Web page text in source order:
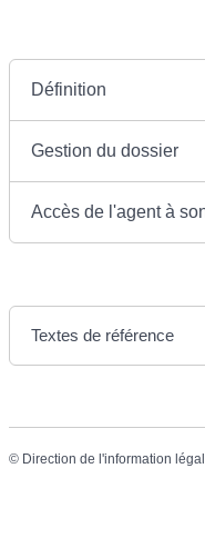
Définition
Gestion du dossier
Accès de l'agent à
Textes de référence
© Direction de l'information